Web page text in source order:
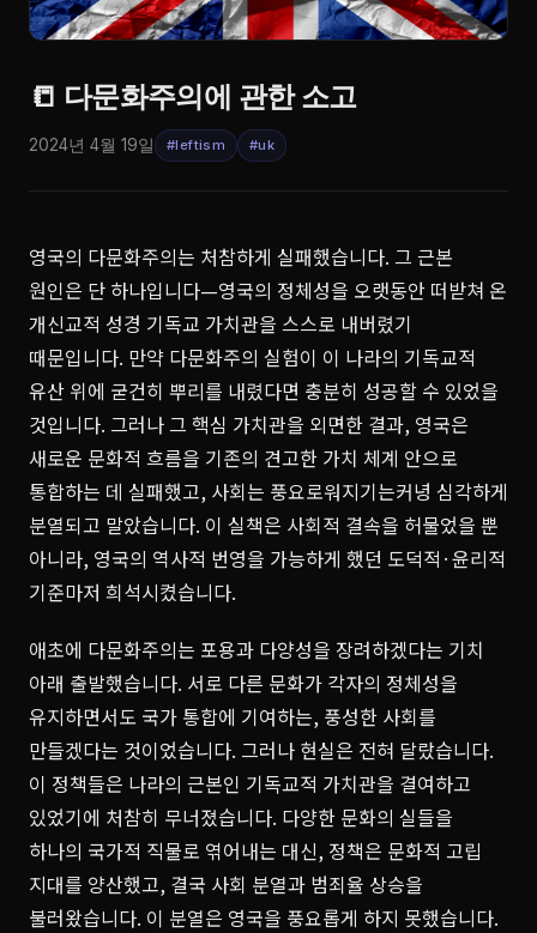
📒 다문화주의에 관한 소고
2024년 4월 19일 #leftism #uk
영국의 다문화주의는 처참하게 실패했습니다. 그 근본
원인은 단 하나입니다—영국의 정체성을 오랫동안 떠받쳐 온
개신교적 성경 기독교 가치관을 스스로 내버렸기
때문입니다. 만약 다문화주의 실험이 이 나라의 기독교적
유산 위에 굳건히 뿌리를 내렸다면 충분히 성공할 수 있었을
것입니다. 그러나 그 핵심 가치관을 외면한 결과, 영국은
새로운 문화적 흐름을 기존의 견고한 가치 체계 안으로
통합하는 데 실패했고, 사회는 풍요로워지기는커녕 심각하게
분열되고 말았습니다. 이 실책은 사회적 결속을 허물었을 뿐
아니라, 영국의 역사적 번영을 가능하게 했던 도덕적·윤리적
기준마저 희석시켰습니다.
애초에 다문화주의는 포용과 다양성을 장려하겠다는 기치
아래 출발했습니다. 서로 다른 문화가 각자의 정체성을
유지하면서도 국가 통합에 기여하는, 풍성한 사회를
만들겠다는 것이었습니다. 그러나 현실은 전혀 달랐습니다.
이 정책들은 나라의 근본인 기독교적 가치관을 결여하고
있었기에 처참히 무너졌습니다. 다양한 문화의 실들을
하나의 국가적 직물로 엮어내는 대신, 정책은 문화적 고립
지대를 양산했고, 결국 사회 분열과 범죄율 상승을
불러왔습니다. 이 분열은 영국을 풍요롭게 하지 못했습니다.